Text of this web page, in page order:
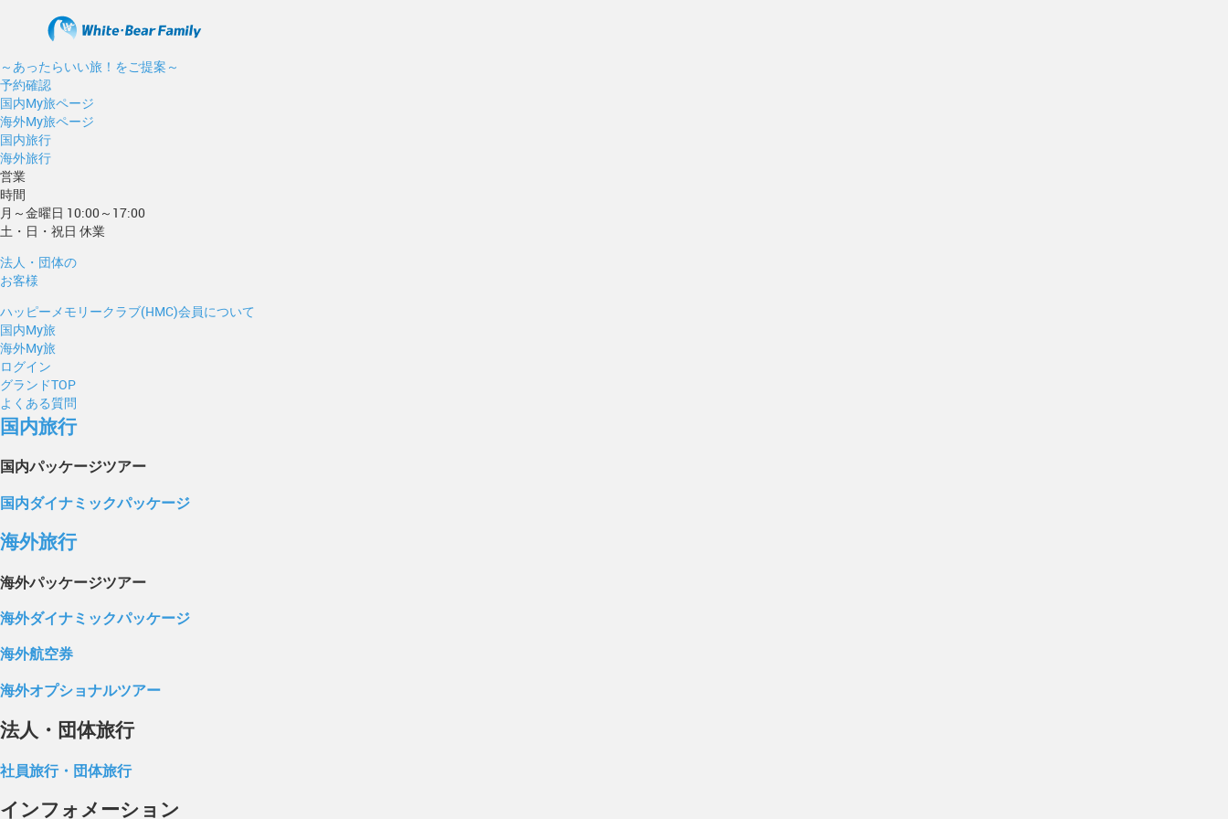
～あったらいい旅！をご提案～
予約確認
国内My旅ページ
海外My旅ページ
国内旅行
海外旅行
営業
時間
月～金曜日 10:00～17:00
土・日・祝日 休業
法人・団体の
お客様
ハッピーメモリークラブ(HMC)会員について
国内My旅
海外My旅
ログイン
グランドTOP
よくある質問
国内旅行
国内パッケージツアー
国内ダイナミックパッケージ
海外旅行
海外パッケージツアー
海外ダイナミックパッケージ
海外航空券
海外オプショナルツアー
法人・団体旅行
社員旅行・団体旅行
インフォメーション